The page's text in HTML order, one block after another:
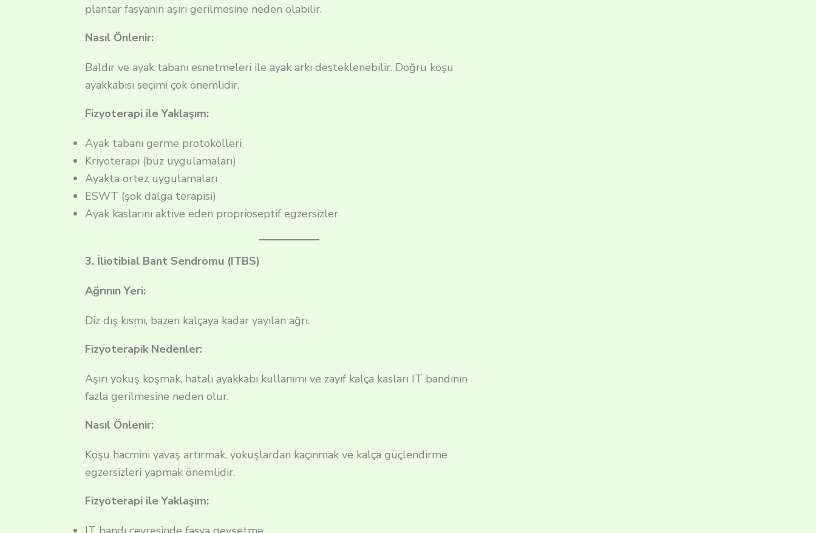
plantar fasyanın aşırı gerilmesine neden olabilir.
Nasıl Önlenir:
Baldır ve ayak tabanı esnetmeleri ile ayak arkı desteklenebilir. Doğru koşu
ayakkabısı seçimi çok önemlidir.
Fizyoterapi ile Yaklaşım:
Ayak tabanı germe protokolleri
Kriyoterapi (buz uygulamaları)
Ayakta ortez uygulamaları
ESWT (şok dalga terapisi)
Ayak kaslarını aktive eden proprioseptif egzersizler
3. İliotibial Bant Sendromu (ITBS)
Ağrının Yeri:
Diz dış kısmı, bazen kalçaya kadar yayılan ağrı.
Fizyoterapik Nedenler:
Aşırı yokuş koşmak, hatalı ayakkabı kullanımı ve zayıf kalça kasları IT bandının
fazla gerilmesine neden olur.
Nasıl Önlenir:
Koşu hacmini yavaş artırmak, yokuşlardan kaçınmak ve kalça güçlendirme
egzersizleri yapmak önemlidir.
Fizyoterapi ile Yaklaşım: